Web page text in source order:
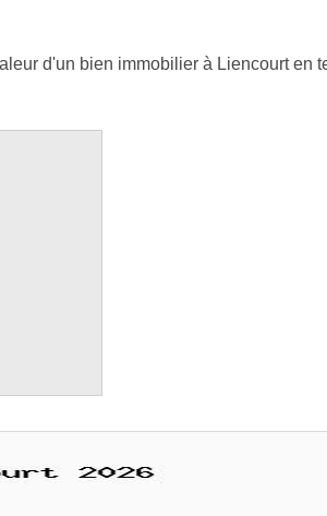
d'un bien immobilier à Liencourt en